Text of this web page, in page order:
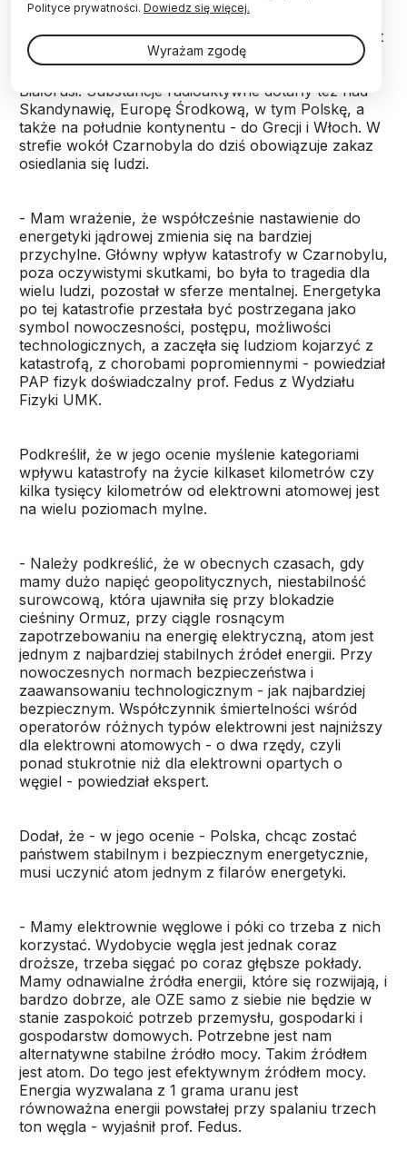
Do katastrofy w elektrowni atomowej w Czarnobylu
doszło 26 kwietnia 1986 roku. W niedzielę mija 40 lat
od tej tragedii. Wybuch czwartego reaktora siłowni
Białorusi. Substancje radioaktywne dotarły też nad
Skandynawię, Europę Środkową, w tym Polskę, a
także na południe kontynentu - do Grecji i Włoch. W
strefie wokół Czarnobyla do dziś obowiązuje zakaz
osiedlania się ludzi.
- Mam wrażenie, że współcześnie nastawienie do
energetyki jądrowej zmienia się na bardziej
przychylne. Główny wpływ katastrofy w Czarnobylu,
poza oczywistymi skutkami, bo była to tragedia dla
wielu ludzi, pozostał w sferze mentalnej. Energetyka
po tej katastrofie przestała być postrzegana jako
symbol nowoczesności, postępu, możliwości
technologicznych, a zaczęła się ludziom kojarzyć z
katastrofą, z chorobami popromiennymi - powiedział
PAP fizyk doświadczalny prof. Fedus z Wydziału
Fizyki UMK.
Podkreślił, że w jego ocenie myślenie kategoriami
wpływu katastrofy na życie kilkaset kilometrów czy
kilka tysięcy kilometrów od elektrowni atomowej jest
na wielu poziomach mylne.
- Należy podkreślić, że w obecnych czasach, gdy
mamy dużo napięć geopolitycznych, niestabilność
surowcową, która ujawniła się przy blokadzie
cieśniny Ormuz, przy ciągle rosnącym
zapotrzebowaniu na energię elektryczną, atom jest
jednym z najbardziej stabilnych źródeł energii. Przy
nowoczesnych normach bezpieczeństwa i
zaawansowaniu technologicznym - jak najbardziej
bezpiecznym. Współczynnik śmiertelności wśród
operatorów różnych typów elektrowni jest najniższy
dla elektrowni atomowych - o dwa rzędy, czyli
ponad stukrotnie niż dla elektrowni opartych o
węgiel - powiedział ekspert.
Dodał, że - w jego ocenie - Polska, chcąc zostać
państwem stabilnym i bezpiecznym energetycznie,
musi uczynić atom jednym z filarów energetyki.
- Mamy elektrownie węglowe i póki co trzeba z nich
korzystać. Wydobycie węgla jest jednak coraz
droższe, trzeba sięgać po coraz głębsze pokłady.
Mamy odnawialne źródła energii, które się rozwijają, i
bardzo dobrze, ale OZE samo z siebie nie będzie w
stanie zaspokoić potrzeb przemysłu, gospodarki i
gospodarstw domowych. Potrzebne jest nam
alternatywne stabilne źródło mocy. Takim źródłem
jest atom. Do tego jest efektywnym źródłem mocy.
Energia wyzwalana z 1 grama uranu jest
równoważna energii powstałej przy spalaniu trzech
ton węgla - wyjaśnił prof. Fedus.
Polityce prywatności. Dowiedz się więcej.
Wyrażam zgodę